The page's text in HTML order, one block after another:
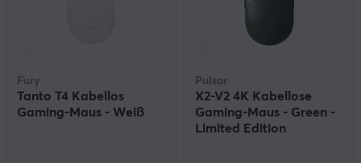
Fury
Tanto T4 Kabellos
Gaming-Maus - Weiß
Pulsar
X2-V2 4K Kabellose
Gaming-Maus - Green -
Limited Edition